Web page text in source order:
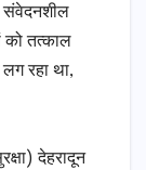
संवेदनशील
को तत्काल
रहा था,
देहरादून